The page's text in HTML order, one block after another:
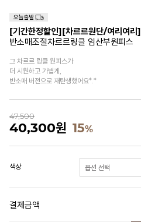
[기간한정할인][차르르원단/여리여리]
반소매조절차르르링클 임산부원피스
그 차르르 링클 원피스가
더 시원하고 가볍게,
반소매 버전으로 재탄생했어요*.*
47,500
40,300원 15%
색상
결제금액